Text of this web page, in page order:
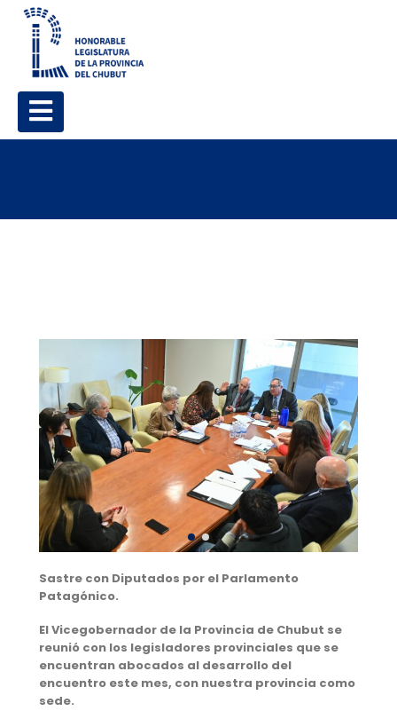
Sastre con Diputados por el Parlamento
Patagónico.
El Vicegobernador de la Provincia de Chubut se
reunió con los legisladores provinciales que se
encuentran abocados al desarrollo del
encuentro este mes, con nuestra provincia como
sede.